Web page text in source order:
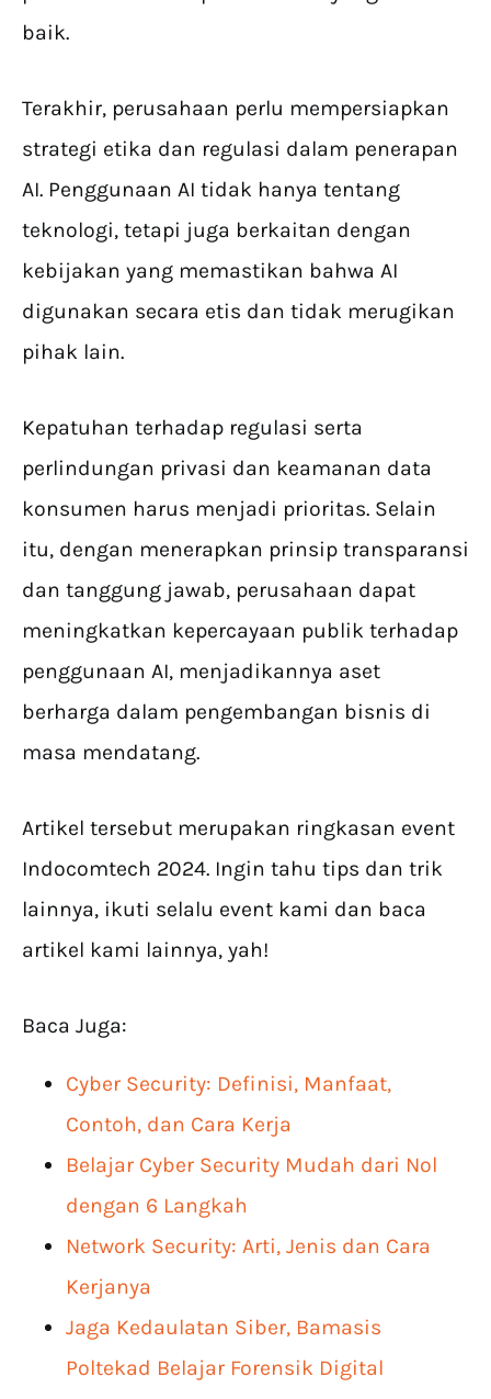
baik.
Terakhir, perusahaan perlu mempersiapkan
strategi etika dan regulasi dalam penerapan
AI. Penggunaan AI tidak hanya tentang
teknologi, tetapi juga berkaitan dengan
kebijakan yang memastikan bahwa AI
digunakan secara etis dan tidak merugikan
pihak lain.
Kepatuhan terhadap regulasi serta
perlindungan privasi dan keamanan data
konsumen harus menjadi prioritas. Selain
itu, dengan menerapkan prinsip transparansi
dan tanggung jawab, perusahaan dapat
meningkatkan kepercayaan publik terhadap
penggunaan AI, menjadikannya aset
berharga dalam pengembangan bisnis di
masa mendatang.
Artikel tersebut merupakan ringkasan event
Indocomtech 2024. Ingin tahu tips dan trik
lainnya, ikuti selalu event kami dan baca
artikel kami lainnya, yah!
Baca Juga:
Cyber Security: Definisi, Manfaat,
Contoh, dan Cara Kerja
Belajar Cyber Security Mudah dari Nol
dengan 6 Langkah
Network Security: Arti, Jenis dan Cara
Kerjanya
Jaga Kedaulatan Siber, Bamasis
Poltekad Belajar Forensik Digital